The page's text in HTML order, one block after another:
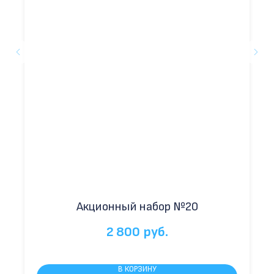
Акционный набор №20
2 800 руб.
В КОРЗИНУ